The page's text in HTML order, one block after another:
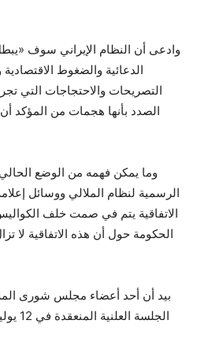
وادعى أن النظام الإيراني سوف
الدعائية والضغوط
التصريحات والاحتجاجات التي
الصدد بأنها هجمات من المؤكد
وما يمكن فهمه من الوضع
الرسمية لنظام الملالي ووسائل
الاتفاقية يتم في صمت خلف
الحكومة حول أن هذه الاتفاقية لا
بيد أن أحد أعضاء مجلس شورى